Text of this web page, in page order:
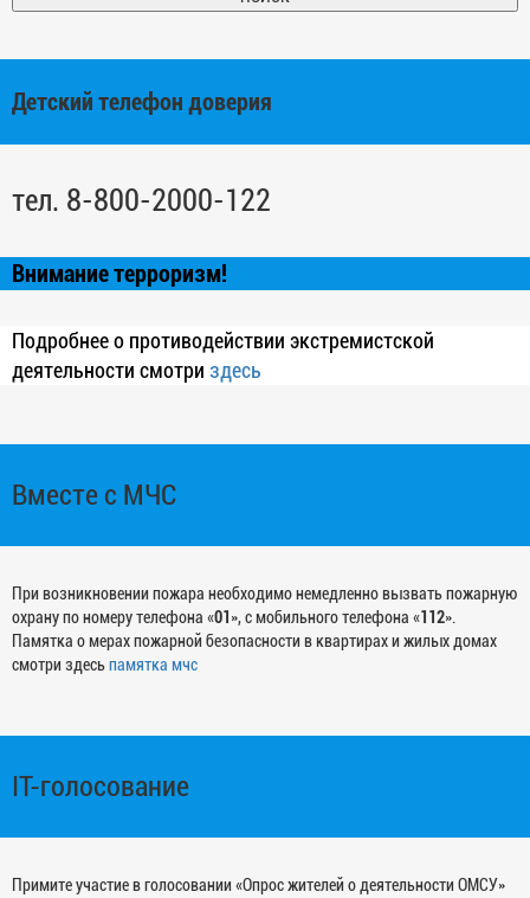
Детский телефон доверия
тел. 8-800-2000-122
Внимание терроризм!
Подробнее о противодействии экстремистской
деятельности смотри здесь
Вместе с МЧС
При возникновении пожара необходимо немедленно вызвать пожарную
охрану по номеру телефона «01 », с мобильного телефона «112».
Памятка о мерах пожарной безопасности в квартирах и жилых домах
смотри здесьпамятка мчс
IT-голосование
Примите участие в голосовании «Опрос жителей о деятельности ОМСУ»